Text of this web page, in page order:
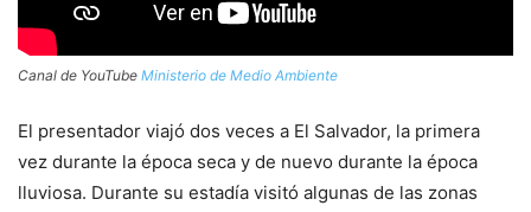
Canal de YouTube Ministerio de Medio Ambiente
El presentador viajó dos veces a El Salvador, la primera
vez durante la época seca y de nuevo durante la época
lluviosa. Durante su estadía visitó algunas de las zonas